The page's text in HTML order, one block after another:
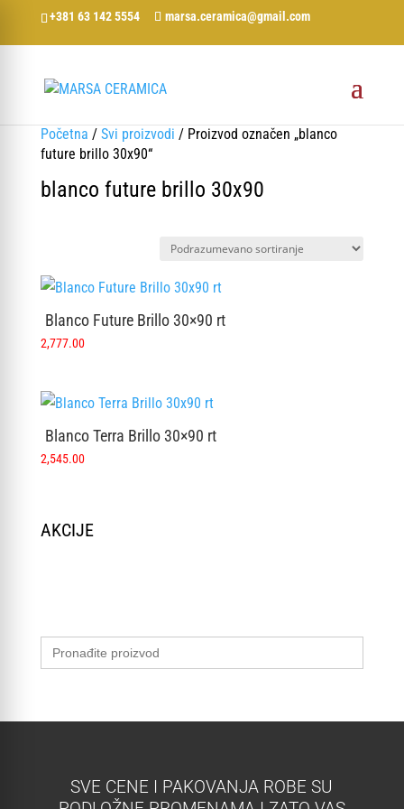
+381 63 142 5554 marsa.ceramica@gmail.com
Početna / Svi proizvodi / Proizvod označen „blanco
future brillo 30x90“
blanco future brillo 30x90
Blanco Future Brillo 30×90 rt
2,777.00
Blanco Terra Brillo 30×90 rt
2,545.00
AKCIJE
Search
for:
SVE CENE I PAKOVANJA ROBE SU